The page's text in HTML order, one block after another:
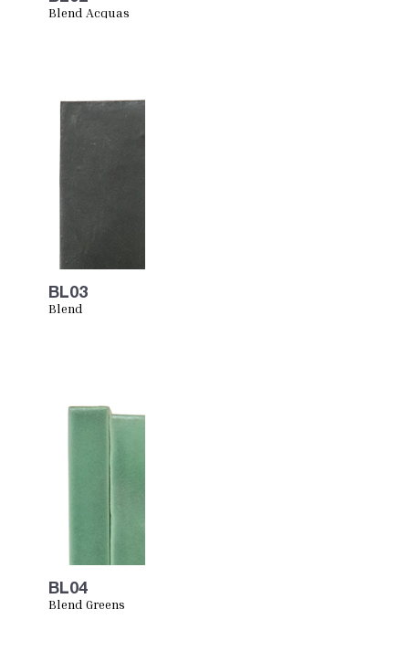
Blend Acquas
BL03
Blend
BL04
Blend Greens